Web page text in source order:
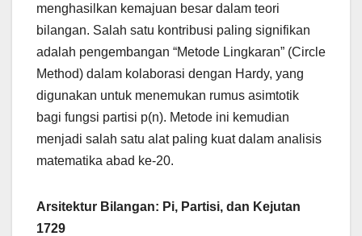
menghasilkan kemajuan besar dalam teori
bilangan. Salah satu kontribusi paling signifikan
adalah pengembangan “Metode Lingkaran” (Circle
Method) dalam kolaborasi dengan Hardy, yang
digunakan untuk menemukan rumus asimtotik
bagi fungsi partisi p(n). Metode ini kemudian
menjadi salah satu alat paling kuat dalam analisis
matematika abad ke-20.
Arsitektur Bilangan: Pi, Partisi, dan Kejutan
1729